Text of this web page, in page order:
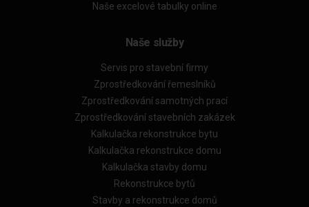
Naše excelové tabulky online
Naše služby
Servis pro stavební firmy
Zprostředkování řemeslníků
Zprostředkování samotných prací
Zprostředkování stavebních zakázek
Kalkulačka rekonstrukce bytu
Kalkulačka rekonstrukce domu
Kalkulačka stavby domu
Rekonstrukce bytů
Stavby a rekonstrukce domů